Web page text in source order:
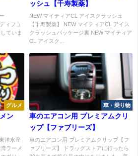
ィフュ
ていま
ッシュ【千寿製薬】
NEW マイティアCL アイスクラッシュ
【千寿製薬】 NEW マイティアCL アイス
クラッシュパッケージ裏 NEW マイティア
CL アイスク...
グルメ
ン
洋水産
ラーメ
車・乗り物
車のエアコン用 プレミアムクリ
ップ【ファブリーズ】
車のエアコン用 プレミアムクリップ【フ
ァブリーズ】 ドラッグストアに行ったら